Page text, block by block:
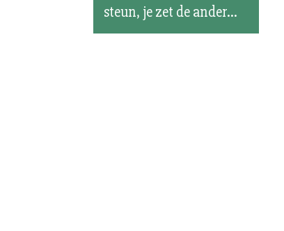
steun, je zet de ander...